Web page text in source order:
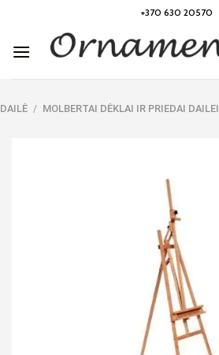
content
+370 630 20570
DAILĖ / MOLBERTAI DĖKLAI IR PRIEDAI DAILEI